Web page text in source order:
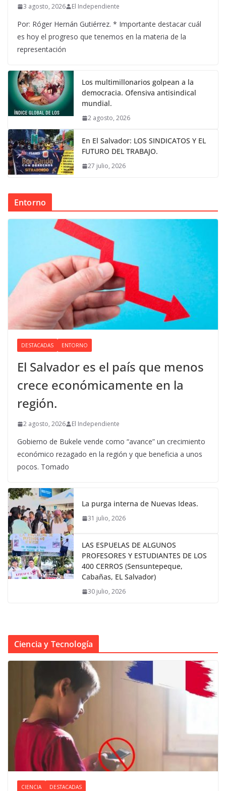
3 agosto, 2026 El Independiente
Por: Róger Hernán Gutiérrez. * Importante destacar cuál
es hoy el progreso que tenemos en la materia de la
representación
Los multimillonarios golpean a la
democracia. Ofensiva antisindical
mundial.
2 agosto, 2026
En El Salvador: LOS SINDICATOS Y EL
FUTURO DEL TRABAJO.
27 julio, 2026
Entorno
DESTACADAS ENTORNO
El Salvador es el país que menos
crece económicamente en la
región.
2 agosto, 2026 El Independiente
Gobierno de Bukele vende como “avance” un crecimiento
económico rezagado en la región y que beneficia a unos
pocos. Tomado
La purga interna de Nuevas Ideas.
31 julio, 2026
LAS ESPUELAS DE ALGUNOS
PROFESORES Y ESTUDIANTES DE LOS
400 CERROS (Sensuntepeque,
Cabañas, EL Salvador)
30 julio, 2026
Ciencia y Tecnología
CIENCIA DESTACADAS